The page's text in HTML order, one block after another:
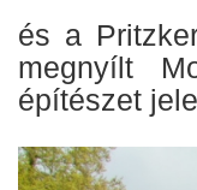
és a
megnyílt
építészet